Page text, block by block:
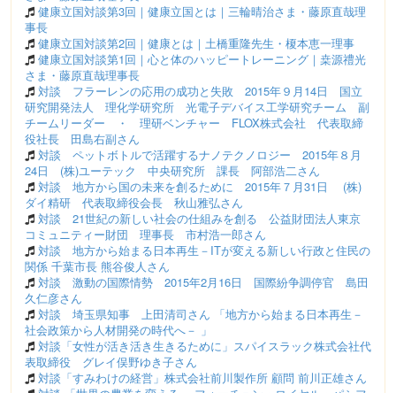
健康立国対談第3回｜健康立国とは｜三輪晴治さま・藤原直哉理
事長
健康立国対談第2回｜健康とは｜土橋重隆先生・榎本恵一理事
健康立国対談第1回｜心と体のハッピートレーニング｜桒源禮光
さま・藤原直哉理事長
対談 フラーレンの応用の成功と失敗 2015年９月14日 国立
研究開発法人 理化学研究所 光電子デバイス工学研究チーム 副
チームリーダー ・ 理研ベンチャー FLOX株式会社 代表取締
役社長 田島右副さん
対談 ペットボトルで活躍するナノテクノロジー 2015年８月
24日 (株)ユーテック 中央研究所 課長 阿部浩二さん
対談 地方から国の未来を創るために 2015年７月31日 (株)
ダイ精研 代表取締役会長 秋山雅弘さん
対談 21世紀の新しい社会の仕組みを創る 公益財団法人東京
コミュニティー財団 理事長 市村浩一郎さん
対談 地方から始まる日本再生－ITが変える新しい行政と住民の
関係 千葉市長 熊谷俊人さん
対談 激動の国際情勢 2015年2月16日 国際紛争調停官 島田
久仁彦さん
対談 埼玉県知事 上田清司さん 「地方から始まる日本再生－
社会政策から人材開発の時代へ－ 」
対談「女性が活き活き生きるために」スパイスラック株式会社代
表取締役 グレイ俣野ゆき子さん
対談「すみわけの経営」株式会社前川製作所 顧問 前川正雄さん